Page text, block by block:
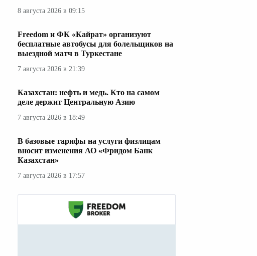
8 августа 2026 в 09:15
Freedom и ФК «Кайрат» организуют
бесплатные автобусы для болельщиков на
выездной матч в Туркестане
7 августа 2026 в 21:39
Казахстан: нефть и медь. Кто на самом
деле держит Центральную Азию
7 августа 2026 в 18:49
В базовые тарифы на услуги физлицам
вносит изменения АО «Фридом Банк
Казахстан»
7 августа 2026 в 17:57